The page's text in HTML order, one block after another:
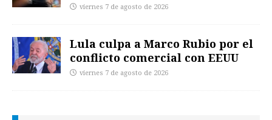
viernes 7 de agosto de 2026
Lula culpa a Marco Rubio por el
conflicto comercial con EEUU
viernes 7 de agosto de 2026